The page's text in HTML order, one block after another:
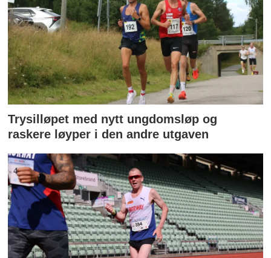
Trysilløpet med nytt ungdomsløp og
raskere løyper i den andre utgaven